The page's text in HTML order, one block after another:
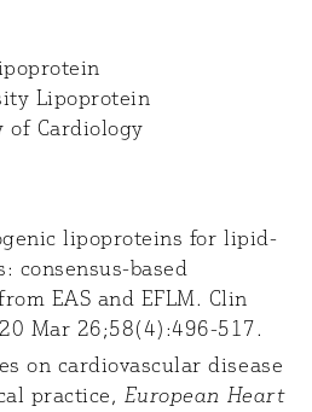
Lipoprotein
of Cardiology
lipoproteins for lipid-
consensus-based
EAS and EFLM. Clin
Mar 26;58(4):496-517.
on cardiovascular disease
practice, European Heart